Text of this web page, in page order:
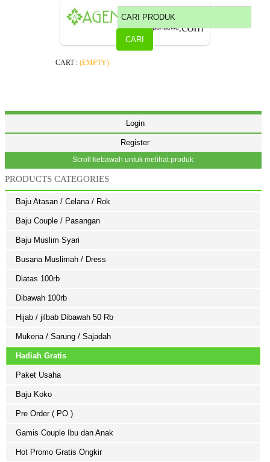
CART :(EMPTY)
Login
Register
Scroll kebawah untuk melihat produk
PRODUCTS CATEGORIES
Baju Atasan / Celana / Rok
Baju Couple / Pasangan
Baju Muslim Syari
Busana Muslimah / Dress
Diatas 100rb
Dibawah 100rb
Hijab / jilbab Dibawah 50 Rb
Mukena / Sarung / Sajadah
Hadiah Gratis
Paket Usaha
Baju Koko
Pre Order ( PO )
Gamis Couple Ibu dan Anak
Hot Promo Gratis Ongkir